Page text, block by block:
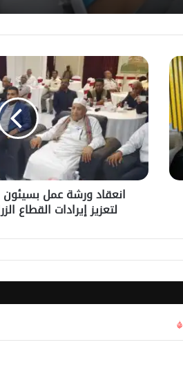
الأرصاد تتوقّع
انعقاد
ورشة
عمل
بسيئون
لإعداد
خارطة
طريق
لتعزيز
إيرادات
القطاع
حضرموت
انعقاد ورشة عمل بسيئون
لتعزيز إيرادات القطاع
*